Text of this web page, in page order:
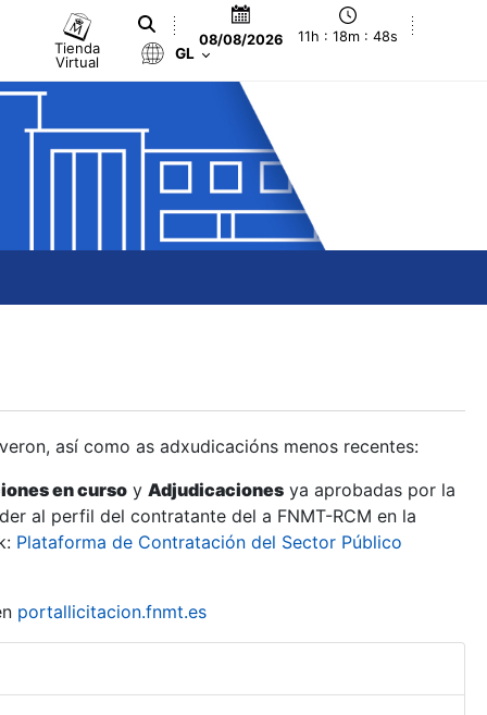
Tienda
Virtual
08/08/2026 11h : 18m : 48s
GL
así como as adxudicacións menos recentes:
en curso y Adjudicaciones ya aprobadas por la
al perfil del contratante del a FNMT-RCM en la
Plataforma de Contratación del Sector Público
portallicitacion.fnmt.es